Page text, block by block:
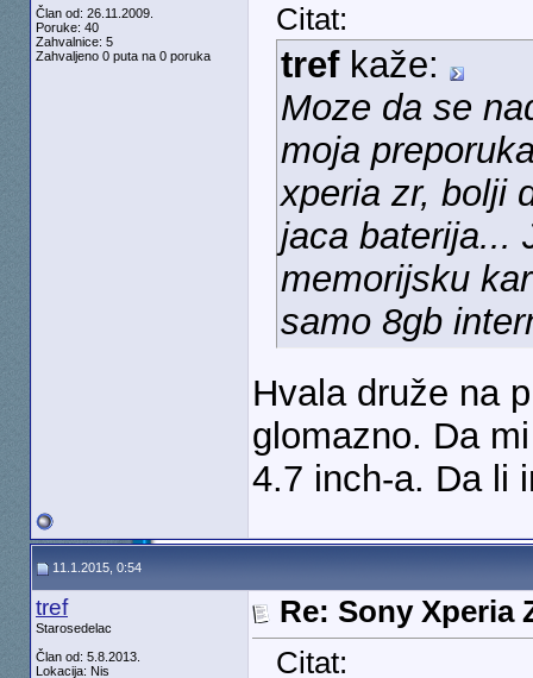
Član od: 26.11.2009.
Poruke: 40
Zahvalnice: 5
Zahvaljeno 0 puta na 0 poruka
Citat:
trefkaže:
Moze da se
moja
xperia zr, bolji
jaca baterija...
memorijsku
samo 8gb
Hvala druže na
glomazno. Da
4.7 inch-a. Da li
11.1.2015, 0:54
tref
Starosedelac
Član od: 5.8.2013.
Lokacija: Nis
Re: Sony Xperia
Citat: